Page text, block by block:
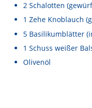
2 Schalotten
1 Zehe Knoblauch
5 Basilikumblätter
1 Schuss weißer
Olivenöl